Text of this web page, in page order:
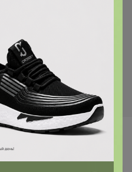
2 435р
Футболка 2062